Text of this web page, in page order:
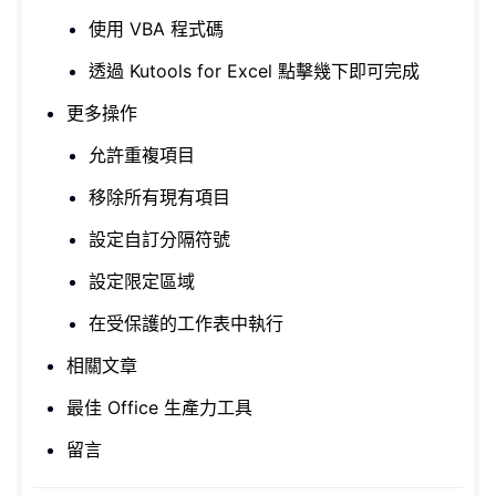
使用 VBA 程式碼
透過 Kutools for Excel 點擊幾下即可完成
更多操作
允許重複項目
移除所有現有項目
設定自訂分隔符號
設定限定區域
在受保護的工作表中執行
相關文章
最佳 Office 生產力工具
留言